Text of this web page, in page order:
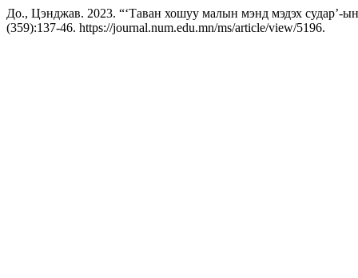
До., Цэнджав. 2023. “‘Таван хошуу малын мэнд мэдэх судар’-
(359):137-46. https://journal.num.edu.mn/ms/article/view/5196.